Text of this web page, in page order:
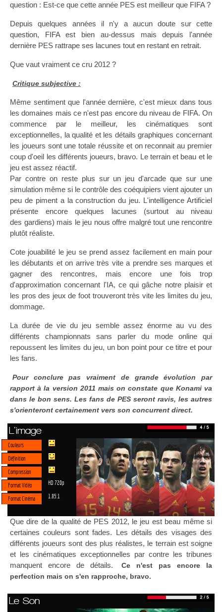
question : Est-ce que cette année PES est meilleur que FIFA ?
Depuis quelques années il n'y a aucun doute sur cette
question, FIFA est bien au-dessus mais depuis l'année
dernière PES rattrape ses lacunes tout en restant en retrait.
Que vaut vraiment ce cru 2012 ?
Critique subjective :
Même sentiment que l'année dernière, c'est mieux dans tous
les domaines mais ce n'est pas encore du niveau de FIFA. On
commence par le meilleur, les cinématiques sont
exceptionnelles, la qualité et les détails graphiques concernant
les joueurs sont une totale réussite et on reconnait au premier
coup d'oeil les différents joueurs, bravo. Le terrain et beau et le
jeu est assez réactif.
Par contre on reste plus sur un jeu d'arcade que sur une
simulation même si le contrôle des coéquipiers vient ajouter un
peu de piment a la construction du jeu. L'intelligence Artificiel
présente encore quelques lacunes (surtout au niveau
des gardiens) mais le jeu nous offre malgré tout une rencontre
plutôt réaliste.
Cote jouabilité le jeu se prend assez facilement en main pour
les débutants et on arrive très vite a prendre ses marques et
gagner des rencontres, mais encore une fois trop
d'approximation concernant l'IA, ce qui gâche notre plaisir et
les pros des jeux de foot trouveront très vite les limites du jeu,
dommage.
La durée de vie du jeu semble assez énorme au vu des
différents championnats sans parler du mode online qui
repoussent les limites du jeu, un bon point pour ce titre et pour
les fans.
Pour conclure pas vraiment de grande évolution par
rapport à la version 2011 mais on constate que Konami va
dans le bon sens. Les fans de PES seront ravis, les autres
s'orienteront certainement vers son concurrent direct.
L'image
Couleurs
Définition
Compression
Format Vidéo
HD 720p
Format Cinéma 1.85:1
Que dire de la qualité de PES 2012, le jeu est beau même si
certaines couleurs sont fades. Les détails des visages des
différents joueurs sont des plus réalistes, le terrain est soigne
et les cinématiques exceptionnelles par contre les tribunes
manquent encore de détails.
Ce n'est pas encore la
perfection mais on s'en rapproche, bravo.
Le Son